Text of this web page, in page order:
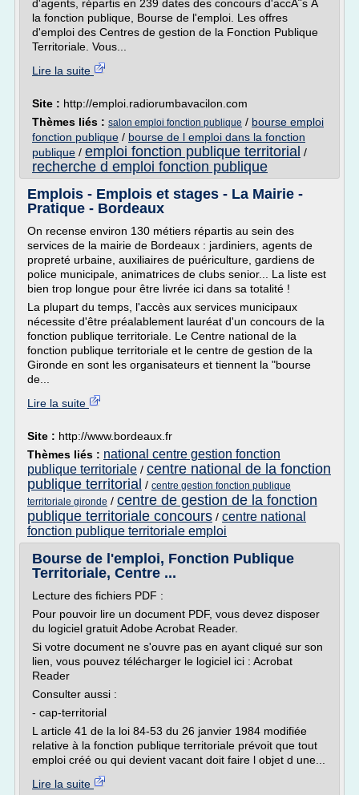
d'agents, répartis en 239 dates des concours d'accÃ¨s Ã
la fonction publique, Bourse de l'emploi. Les offres
d'emploi des Centres de gestion de la Fonction Publique
Territoriale. Vous...
Lire la suite
Site : http://emploi.radiorumbavacilon.com
Thèmes liés : salon emploi fonction publique / bourse emploi
fonction publique / bourse de l emploi dans la fonction
publique / emploi fonction publique territorial /
recherche d emploi fonction publique
Emplois - Emplois et stages - La Mairie -
Pratique - Bordeaux
On recense environ 130 métiers répartis au sein des
services de la mairie de Bordeaux : jardiniers, agents de
propreté urbaine, auxiliaires de puériculture, gardiens de
police municipale, animatrices de clubs senior... La liste est
bien trop longue pour être livrée ici dans sa totalité !
La plupart du temps, l'accès aux services municipaux
nécessite d'être préalablement lauréat d'un concours de la
fonction publique territoriale. Le Centre national de la
fonction publique territoriale et le centre de gestion de la
Gironde en sont les organisateurs et tiennent la "bourse
de...
Lire la suite
Site : http://www.bordeaux.fr
Thèmes liés : national centre gestion fonction
publique territoriale / centre national de la fonction
publique territorial / centre gestion fonction publique
territoriale gironde / centre de gestion de la fonction
publique territoriale concours / centre national
fonction publique territoriale emploi
Bourse de l'emploi, Fonction Publique
Territoriale, Centre ...
Lecture des fichiers PDF :
Pour pouvoir lire un document PDF, vous devez disposer
du logiciel gratuit Adobe Acrobat Reader.
Si votre document ne s'ouvre pas en ayant cliqué sur son
lien, vous pouvez télécharger le logiciel ici : Acrobat
Reader
Consulter aussi :
- cap-territorial
L article 41 de la loi 84-53 du 26 janvier 1984 modifiée
relative à la fonction publique territoriale prévoit que tout
emploi créé ou qui devient vacant doit faire l objet d une...
Lire la suite